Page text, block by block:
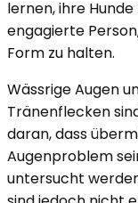
lernen, ihre
engagierte
Form zu halten.
Wässrige Augen
Tränenflecken
daran, dass
Augenproblem
untersucht